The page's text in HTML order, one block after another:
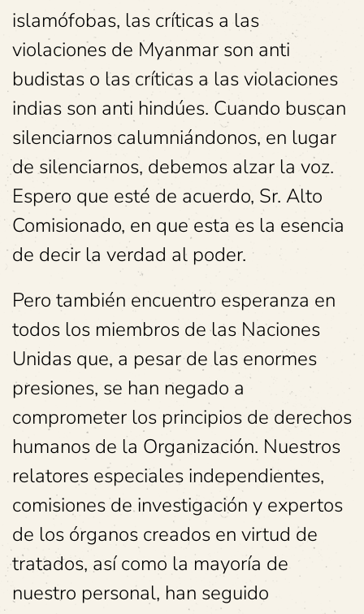
islamófobas, las críticas a las
violaciones de Myanmar son anti
budistas o las críticas a las violaciones
indias son anti hindúes. Cuando buscan
silenciarnos calumniándonos, en lugar
de silenciarnos, debemos alzar la voz.
Espero que esté de acuerdo, Sr. Alto
Comisionado, en que esta es la esencia
de decir la verdad al poder.
Pero también encuentro esperanza en
todos los miembros de las Naciones
Unidas que, a pesar de las enormes
presiones, se han negado a
comprometer los principios de derechos
humanos de la Organización. Nuestros
relatores especiales independientes,
comisiones de investigación y expertos
de los órganos creados en virtud de
tratados, así como la mayoría de
nuestro personal, han seguido